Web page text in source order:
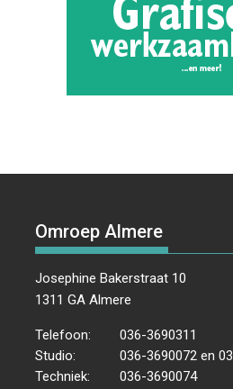
Omroep Almere
Josephine Bakerstraat 10
1311 GA Almere
Telefoon:
036-3690311
Studio:
036-3690072 en
Techniek:
036-3690074